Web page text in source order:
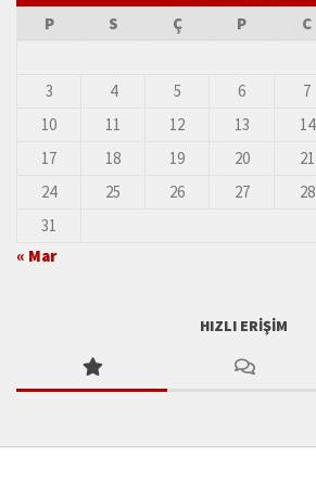
P
S Ç P C
3
4 5 6 7
10
11 12 13 14
17
18 19 20 21
24
25 26 27 28
31
« Mar
HIZLI ERIŞIM